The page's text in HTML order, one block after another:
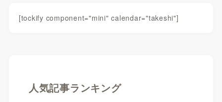
[tockify component="mini" calendar="takeshi"]
人気記事ランキング